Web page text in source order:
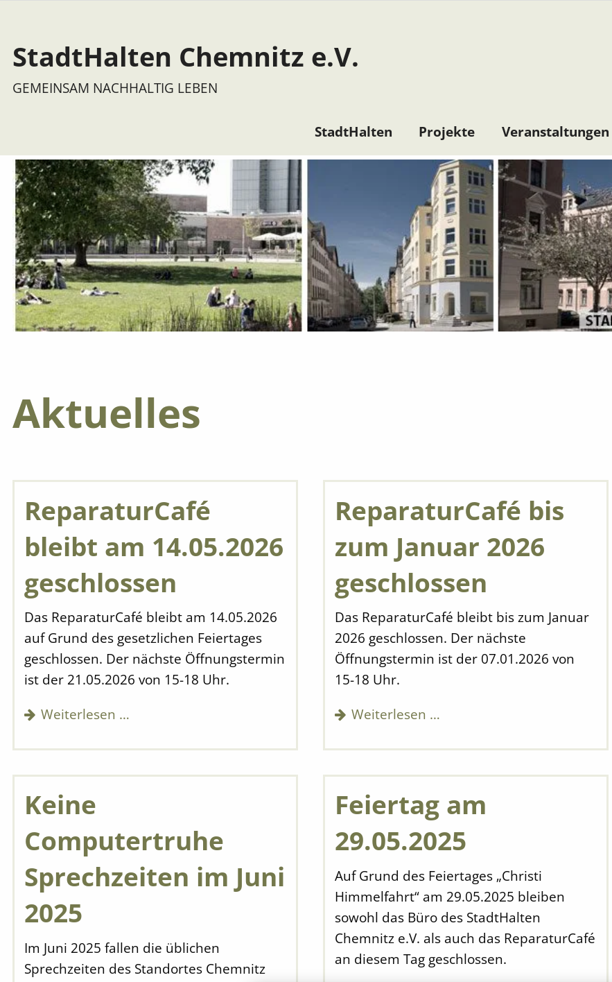
StadtHalten Chemnitz e.V.
GEMEINSAM NACHHALTIG LEBEN
StadtHalten Projekte Veranstaltungen
Aktuelles
ReparaturCafé
bleibt am 14.05.2026
geschlossen
Das ReparaturCafé bleibt am 14.05.2026
auf Grund des gesetzlichen Feiertages
geschlossen. Der nächste Öffnungstermin
ist der 21.05.2026 von 15-18 Uhr.
Weiterlesen …
ReparaturCafé bis
zum Januar 2026
geschlossen
Das ReparaturCafé bleibt bis zum Januar
2026 geschlossen. Der nächste
Öffnungstermin ist der 07.01.2026 von
15-18 Uhr.
Weiterlesen …
Keine
Computertruhe
Sprechzeiten im Juni
2025
Im Juni 2025 fallen die üblichen
Sprechzeiten des Standortes Chemnitz
Feiertag am
29.05.2025
Auf Grund des Feiertages „Christi
Himmelfahrt“ am 29.05.2025 bleiben
sowohl das Büro des StadtHalten
Chemnitz e.V. als auch das ReparaturCafé
an diesem Tag geschlossen.